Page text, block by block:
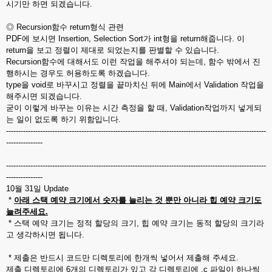
시기만 하면 되겠습니다.
◎ Recursion함수 return형식 관련
PDF에 보시면 Insertion, Selection Sort가 int형을 return해줍니다. 이
return을 보고 정렬이 제대로 되었는지를 판별할 수 있습니다.
Recursion함수에 대해서도 이런 작업을 해주셔야 되는데, 함수 밖에서 진
행하시는 경우도 허용하도록 하겠습니다.
type을 void로 바꾸시고 정렬을 끝마치신 뒤에 Main에서 Validation 작업을
해주시면 되겠습니다.
굳이 이렇게 바꾸는 이유는 시간 측정을 할 때, Validation작업까지 넣게되
는 일이 없도록 하기 위함입니다.
-----------------------------------------------------------------------------------------------------------
---------------
-----------------------------------------------------------------------------------------------------------
---------------
10월 31일 Update
* 아래 스택 예약 크기에서 숫자를 늘리는 것 뿐만 아니라 힙 예약 크기도
늘려주세요.
* 스택 예약 크기는 정적 할당의 크기, 힙 예약 크기는 동적 할당의 크기라
고 생각하시면 됩니다.
* 제출은 반드시 코드만 디렉토리에 한개씩 넣어서 제출해 주세요.
제출 디렉토리에 6개의 디렉토리가 있고 각 디렉토리에 .c 파일이 하나씩